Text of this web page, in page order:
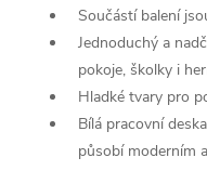
Součástí balení
Jednoduchý a
pokoje, školky i
Hladké tvary pro
Bílá pracovní
působí moderním